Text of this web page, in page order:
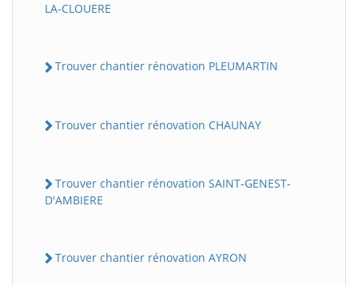
LA-CLOUERE
Trouver chantier rénovation PLEUMARTIN
Trouver chantier rénovation CHAUNAY
Trouver chantier rénovation SAINT-GENEST-
D'AMBIERE
Trouver chantier rénovation AYRON